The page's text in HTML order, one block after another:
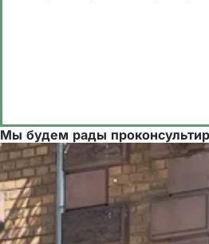
Мы будем рады